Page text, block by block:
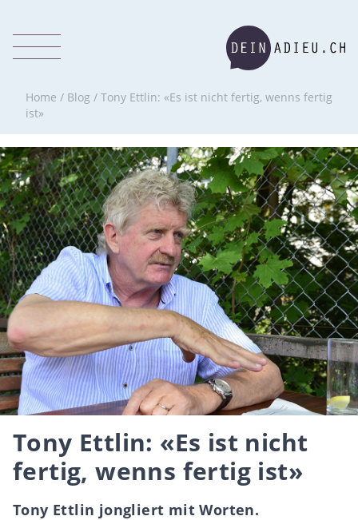
Home / Blog / Tony Ettlin: «Es ist nicht fertig, wenns fertig
ist»
Tony Ettlin: «Es ist nicht
fertig, wenns fertig ist»
Tony Ettlin jongliert mit Worten.